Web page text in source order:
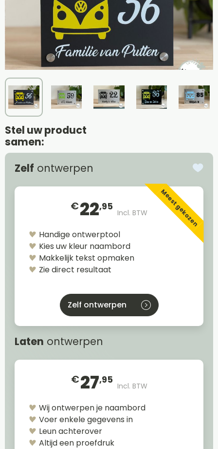
Stel uw product
samen:
Zelf ontwerpen
€22,95
Incl. BTW Meest gekozen
Handige ontwerptool
Kies uw kleur naambord
Makkelijk tekst opmaken
Zie direct resultaat
Zelf ontwerpen
Laten ontwerpen
€27,95
Incl. BTW
Wij ontwerpen je naambord
Voer enkele gegevens in
Leun achterover
Altijd een proefdruk